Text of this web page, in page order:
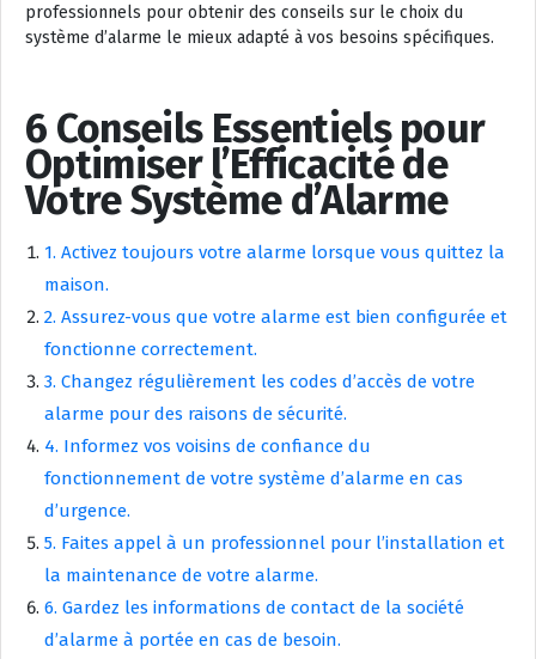
professionnels pour obtenir des conseils sur le choix du
système d’alarme le mieux adapté à vos besoins spécifiques.
6 Conseils Essentiels pour
Optimiser l’Efficacité de
Votre Système d’Alarme
1. Activez toujours votre alarme lorsque vous quittez la
maison.
2. Assurez-vous que votre alarme est bien configurée et
fonctionne correctement.
3. Changez régulièrement les codes d’accès de votre
alarme pour des raisons de sécurité.
4. Informez vos voisins de confiance du
fonctionnement de votre système d’alarme en cas
d’urgence.
5. Faites appel à un professionnel pour l’installation et
la maintenance de votre alarme.
6. Gardez les informations de contact de la société
d’alarme à portée en cas de besoin.